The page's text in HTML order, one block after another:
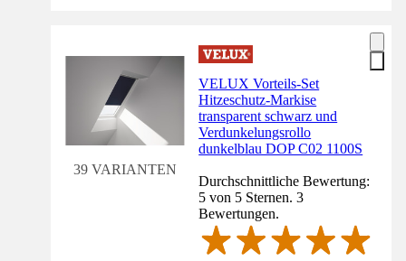
39 VARIANTEN
VELUX Vorteils-Set
Hitzeschutz-Markise
transparent schwarz und
Verdunkelungsrollo
dunkelblau DOP C02 1100S
Durchschnittliche Bewertung:
5 von 5 Sternen. 3
Bewertungen.